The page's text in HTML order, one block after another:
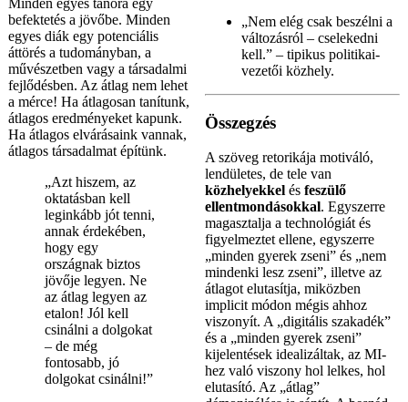
Minden egyes tanóra egy
befektetés a jövőbe. Minden
egyes diák egy potenciális
áttörés a tudományban, a
művészetben vagy a társadalmi
fejlődésben. Az átlag nem lehet
a mérce! Ha átlagosan tanítunk,
átlagos eredményeket kapunk.
Ha átlagos elvárásaink vannak,
átlagos társadalmat építünk.
„Azt hiszem, az
oktatásban kell
leginkább jót tenni,
annak érdekében,
hogy egy
országnak biztos
jövője legyen. Ne
az átlag legyen az
etalon! Jól kell
csinálni a dolgokat
– de még
fontosabb, jó
dolgokat csinálni!”
„Nem elég csak beszélni a
változásról – cselekedni
kell.” – tipikus politikai-
vezetői közhely.
Összegzés
A szöveg retorikája motiváló,
lendületes, de tele van
közhelyekkel és feszülő
ellentmondásokkal. Egyszerre
magasztalja a technológiát és
figyelmeztet ellene, egyszerre
„minden gyerek zseni” és „nem
mindenki lesz zseni”, illetve az
átlagot elutasítja, miközben
implicit módon mégis ahhoz
viszonyít. A „digitális szakadék”
és a „minden gyerek zseni”
kijelentések idealizáltak, az MI-
hez való viszony hol lelkes, hol
elutasító. Az „átlag”